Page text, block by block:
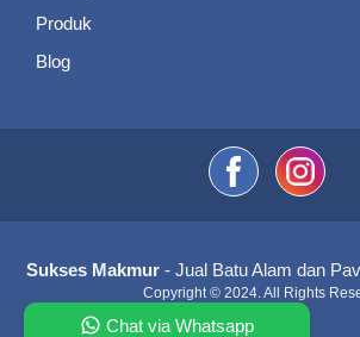
Produk
Blog
Sukses Makmur- Jual Batu Alam dan
Copyright © 2024. All Rights
Chat via Whatsapp